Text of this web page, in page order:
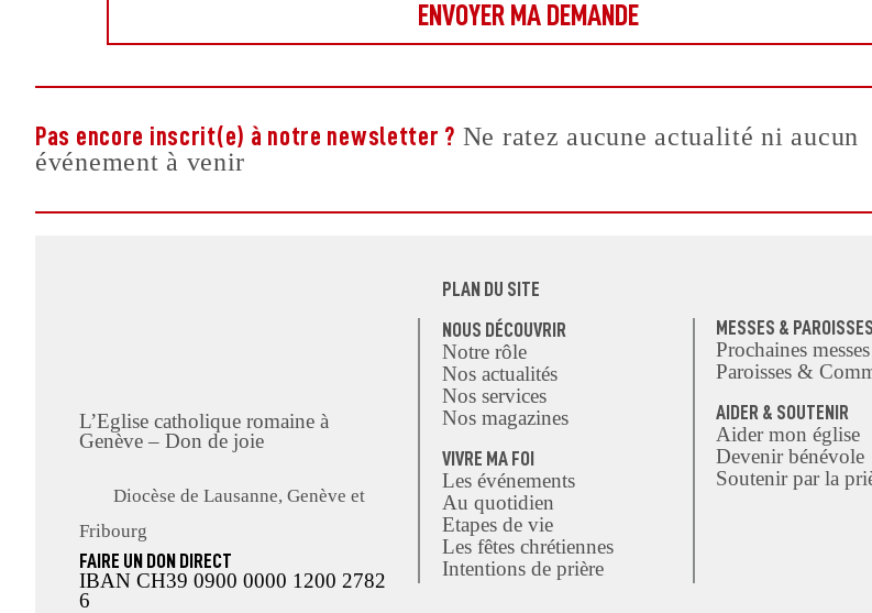
Pas encore inscrit(e) à notre newsletter ? Ne ratez aucune actualité ni aucun
événement à venir
L’Eglise catholique romaine à
Genève – Don de joie
Diocèse de Lausanne, Genève et
Fribourg
FAIRE UN DON DIRECT
IBAN CH39 0900 0000 1200 2782
6
PLAN DU SITE
NOUS DÉCOUVRIR
Notre rôle
Nos actualités
Nos services
Nos magazines
VIVRE MA FOI
Les événements
Au quotidien
Etapes de vie
Les fêtes chrétiennes
Intentions de prière
MESSES & PAROISSES
Prochaines messes
Paroisses &
AIDER & SOUTENIR
Aider mon église
Devenir bénévole
Soutenir par la